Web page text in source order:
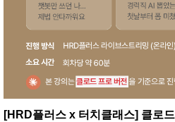
[HRD플러스 x 터치클래스] 클로